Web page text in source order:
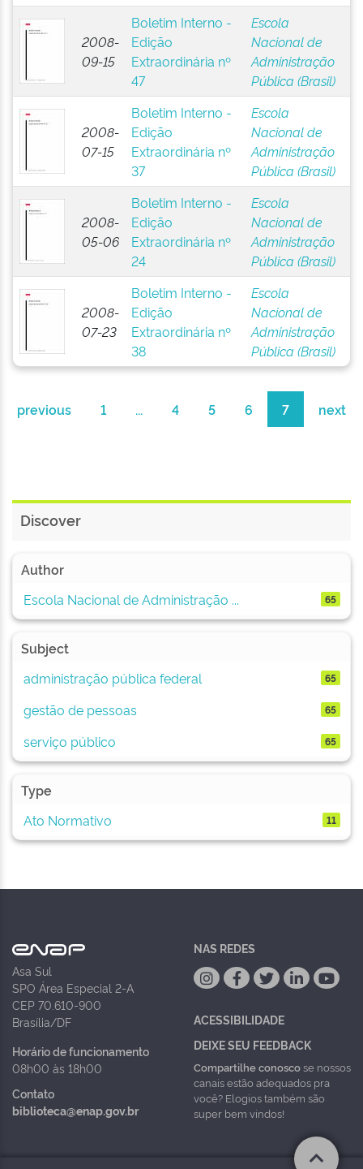
2008-
09-15
Boletim Interno -
Edição
Extraordinária nº
47
Escola
Nacional de
Administração
Pública (Brasil)
2008-
07-15
Boletim Interno -
Edição
Extraordinária nº
37
Escola
Nacional de
Administração
Pública (Brasil)
2008-
05-06
Boletim Interno -
Edição
Extraordinária nº
24
Escola
Nacional de
Administração
Pública (Brasil)
2008-
07-23
Boletim Interno -
Edição
Extraordinária nº
38
Escola
Nacional de
Administração
Pública (Brasil)
previous 1 ... 4 5 6 7 next
Discover
Author
Escola Nacional de Administração ...
65
Subject
administração pública federal
65
gestão de pessoas 65
serviço público 65
Type
Ato Normativo
11
Asa Sul
SPO Área Especial 2-A
CEP 70.610-900
Brasília/DF
Horário de funcionamento
08h00 às 18h00
Contato
biblioteca@enap.gov.br
NAS REDES
ACESSIBILIDADE
DEIXE SEU FEEDBACK
Compartilhe conoscose nossos
canais estão adequados pra
você? Elogios também são
super bem vindos!